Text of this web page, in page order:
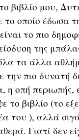
μου,
το οποίο έδωσα
το πιο
της
τα άλλα
πιο δυνατή
η οπή περιωπής,
βιβλίο (το
του ), αλλά
Γιατί δεν